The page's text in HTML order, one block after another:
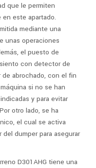
que le permiten
este apartado.
mediante una
unas operaciones
el puesto de
con detector de
abrochado, con el fin
si no se han
y para evitar
otro lado, se ha
el cual se activa
dumper para asegurar
D301AHG tiene una